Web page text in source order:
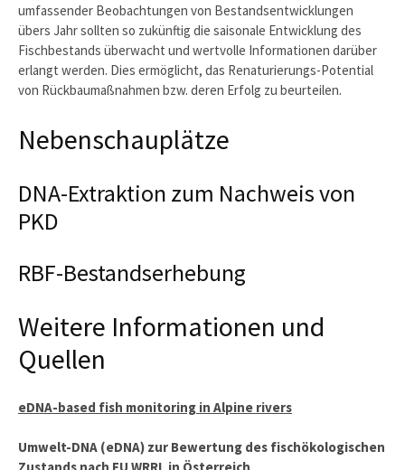
umfassender Beobachtungen von Bestandsentwicklungen
übers Jahr sollten so zukünftig die saisonale Entwicklung des
Fischbestands überwacht und wertvolle Informationen darüber
erlangt werden. Dies ermöglicht, das Renaturierungs-Potential
von Rückbaumaßnahmen bzw. deren Erfolg zu beurteilen.
Nebenschauplätze
DNA-Extraktion zum Nachweis von
PKD
RBF-Bestandserhebung
Weitere Informationen und
Quellen
eDNA-based fish monitoring in Alpine rivers
Umwelt-DNA (eDNA) zur Bewertung des fischökologischen